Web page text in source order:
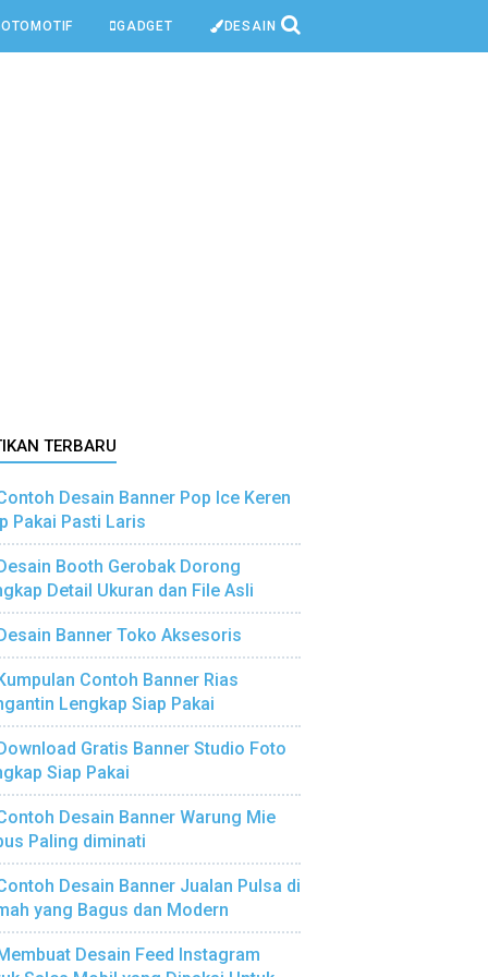
OTOMOTIF GADGET DESAIN
TERBARU
Desain Banner Pop Ice Keren
Pakai Pasti Laris
Booth Gerobak Dorong
Detail Ukuran dan File Asli
Banner Toko Aksesoris
Contoh Banner Rias
Lengkap Siap Pakai
Gratis Banner Studio Foto
Siap Pakai
Desain Banner Warung Mie
Paling diminati
Desain Banner Jualan Pulsa di
yang Bagus dan Modern
Desain Feed Instagram